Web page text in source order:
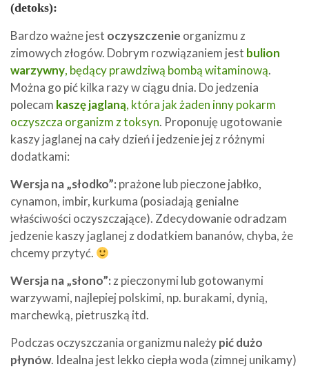
(detoks):
Bardzo ważne jest oczyszczenie organizmu z
zimowych złogów. Dobrym rozwiązaniem jest bulion
warzywny, będący prawdziwą bombą witaminową.
Można go pić kilka razy w ciągu dnia. Do jedzenia
polecam kaszę jaglaną, która jak żaden inny pokarm
oczyszcza organizm z toksyn. Proponuję ugotowanie
kaszy jaglanej na cały dzień i jedzenie jej z różnymi
dodatkami:
Wersja na „słodko”: prażone lub pieczone jabłko,
cynamon, imbir, kurkuma (posiadają genialne
właściwości oczyszczające). Zdecydowanie odradzam
jedzenie kaszy jaglanej z dodatkiem bananów, chyba, że
chcemy przytyć.
Wersja na „słono”:z pieczonymi lub gotowanymi
warzywami, najlepiej polskimi, np. burakami, dynią,
marchewką, pietruszką itd.
Podczas oczyszczania organizmu należypić dużo
płynów. Idealna jest lekko ciepła woda (zimnej unikamy)